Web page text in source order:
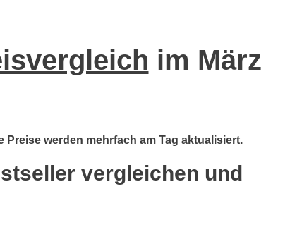
im März
werden mehrfach am Tag aktualisiert.
vergleichen und